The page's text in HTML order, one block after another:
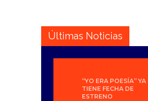
Últimas Noticias
“YO ERA POESÍA” YA
TIENE FECHA DE
ESTRENO